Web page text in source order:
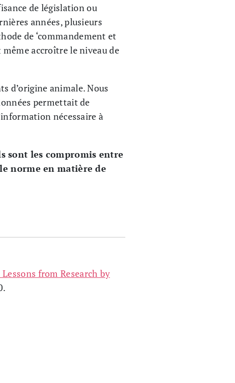
de législation ou
années, plusieurs
de ‘commandement et
accroître le niveau de
d’origine animale. Nous
permettait de
nécessaire à
sont les compromis entre
norme en matière de
from Research by